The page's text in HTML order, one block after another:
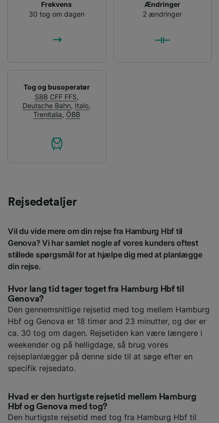
Frekvens
30 tog om dagen
Ændringer
2 ændringer
Tog og busoperatør
SBB CFF FFS,
Deutsche Bahn, Italo,
Trenitalia, ÖBB
Rejsedetaljer
Vil du vide mere om din rejse fra Hamburg Hbf til
Genova? Vi har samlet nogle af vores kunders oftest
stillede spørgsmål for at hjælpe dig med at planlægge
din rejse.
Hvor lang tid tager toget fra Hamburg Hbf til
Genova?
Den gennemsnitlige rejsetid med tog mellem Hamburg
Hbf og Genova er 18 timer and 23 minutter, og der er
ca. 30 tog om dagen. Rejsetiden kan være længere i
weekender og på helligdage, så brug vores
rejseplanlægger på denne side til at søge efter en
specifik rejsedato.
Hvad er den hurtigste rejsetid mellem Hamburg
Hbf og Genova med tog?
Den hurtigste rejsetid med tog fra Hamburg Hbf til